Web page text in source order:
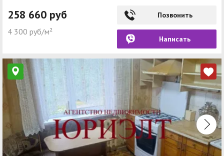
258 660 руб
4 300 руб/м²
Позвонить
Написать